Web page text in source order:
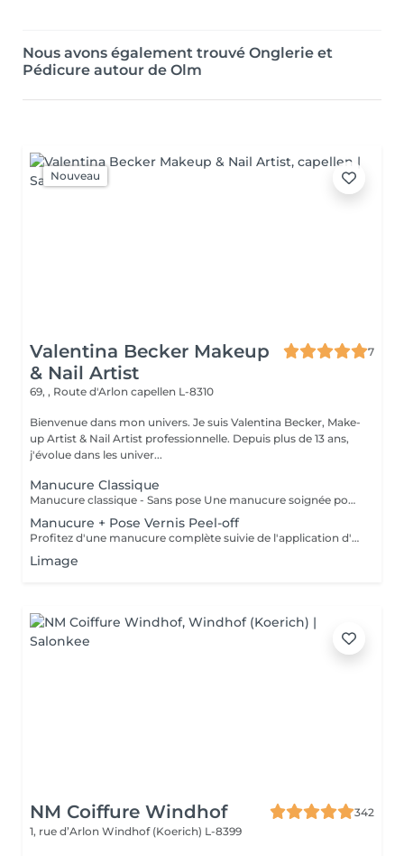
Nous avons également trouvé Onglerie et
Pédicure autour de Olm
Nouveau
Valentina Becker Makeup
& Nail Artist
7
69, , Route d'Arlon capellen L-8310
Bienvenue dans mon univers. Je suis Valentina Becker, Make-
up Artist & Nail Artist professionnelle. Depuis plus de 13 ans,
j'évolue dans les univer...
Manucure Classique
Manucure classique - Sans pose Une manucure soignée pour des mains propres, élégantes et naturelles. La prestation comprend la mise en forme des ongles, le soin des cuticules, un léger polissage si nécessaire, ainsi que l'application d'une huile nourrissante et d'une crème hydratante. Cette prestation ne comprend pas de pose de vernis.
Manucure + Pose Vernis Peel-off
Profitez d'une manucure complète suivie de l'application d'un vernis Peel-Off. Ce système innovant offre une finition brillante et une tenue prolongée. Grâce à sa polymérisation sous lampe LED, le vernis est immédiatement sec : pas de traces, pas de marques ni d'empreintes après la prestation. Je n'utilise pas de vernis à ongles traditionnel, car le système Peel-Off est plus respectueux de l'ongle naturel, dégage moins d'odeurs, tient plus longtemps et permet un retrait plus doux.
Limage
NM Coiffure Windhof
342
1, rue d’Arlon Windhof (Koerich) L-8399